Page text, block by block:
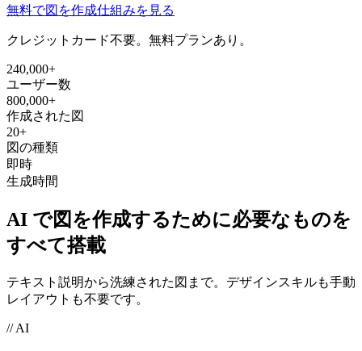
無料で図を作成仕組みを見る
クレジットカード不要。無料プランあり。
240,000+
ユーザー数
800,000+
作成された図
20+
図の種類
即時
生成時間
AI で図を作成するために必要なものを
すべて搭載
テキスト説明から洗練された図まで。デザインスキルも手動
レイアウトも不要です。
// AI